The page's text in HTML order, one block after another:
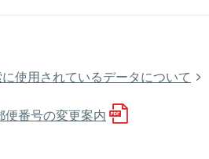
使用されているデータについて
便番号の変更案内